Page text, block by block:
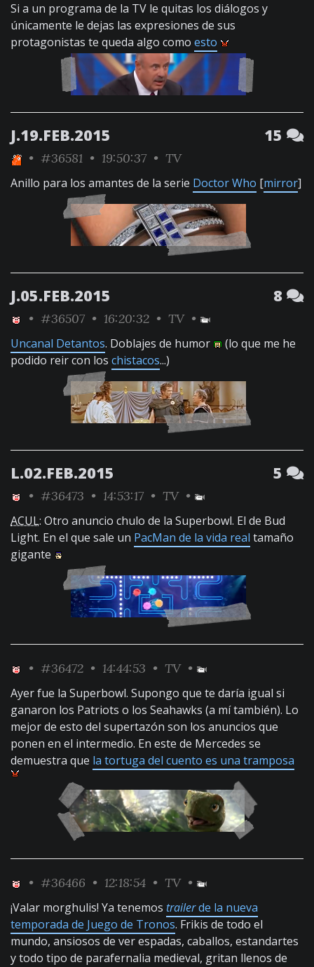
Si a un programa de la TV le quitas los diálogos y
únicamente le dejas las expresiones de sus
protagonistas te queda algo como esto
J.19.FEB.2015 15
• #36581 • 19:50:37 • TV
Anillo para los amantes de la serie Doctor Who [mirror]
J.05.FEB.2015 8
• #36507 • 16:20:32 • TV•
Uncanal Detantos. Doblajes de humor
(lo que me he
podido reir con los chistacos...)
L.02.FEB.2015 5
• #36473 • 14:53:17 • TV•
ACUL: Otro anuncio chulo de la Superbowl. El de Bud
Light. En el que sale un PacMan de la vida real tamaño
gigante
• #36472 • 14:44:53 • TV•
Ayer fue la Superbowl. Supongo que te daría igual si
ganaron los Patriots o los Seahawks (a mí también). Lo
mejor de esto del supertazón son los anuncios que
ponen en el intermedio. En este de Mercedes se
demuestra que la tortuga del cuento es una tramposa
• #36466 • 12:18:54 • TV•
¡Valar morghulis! Ya tenemos trailerde la nueva
temporada de Juego de Tronos. Frikis de todo el
mundo, ansiosos de ver espadas, caballos, estandartes
y todo tipo de parafernalia medieval, gritan llenos de